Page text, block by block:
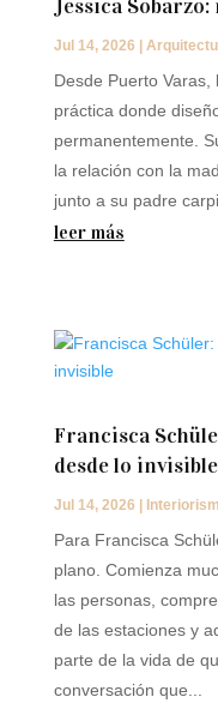
Jessica
Jul 14, 2026
Desde Puerto
práctica donde
permanentemente.
la relación con la
junto a su padre
leer más
Francisca
desde lo invisible
Jul 14, 2026
Para Francisca
plano. Comienza
las personas,
de las estaciones y
parte de la vida de
conversación que...